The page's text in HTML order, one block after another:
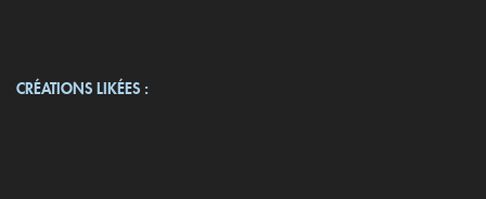
CRÉATIONS LIKÉES :